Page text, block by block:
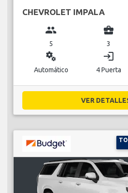
CHEVROLET IMPALA
group
5
business_center
3
miscellaneous_services
Automático
login
4 Puerta
VER